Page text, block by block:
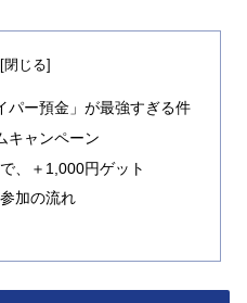
パー預金」が最強すぎる件
キャンペーン
、＋1,000円ゲット
加の流れ